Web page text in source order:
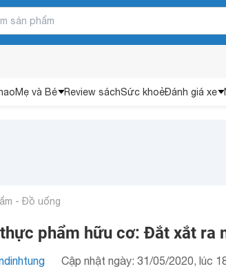
Mẹ và Bé Review sáchSức khoẻĐánh giá xe
- Đồ uống
phẩm hữu cơ: Đắt xắt ra
Cập nhật ngày: 31/05/2020, lúc